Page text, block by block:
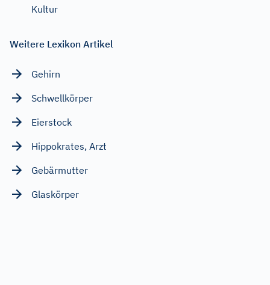
Kultur
Weitere Lexikon Artikel
Gehirn
Schwellkörper
Eierstock
Hippokrates, Arzt
Gebärmutter
Glaskörper